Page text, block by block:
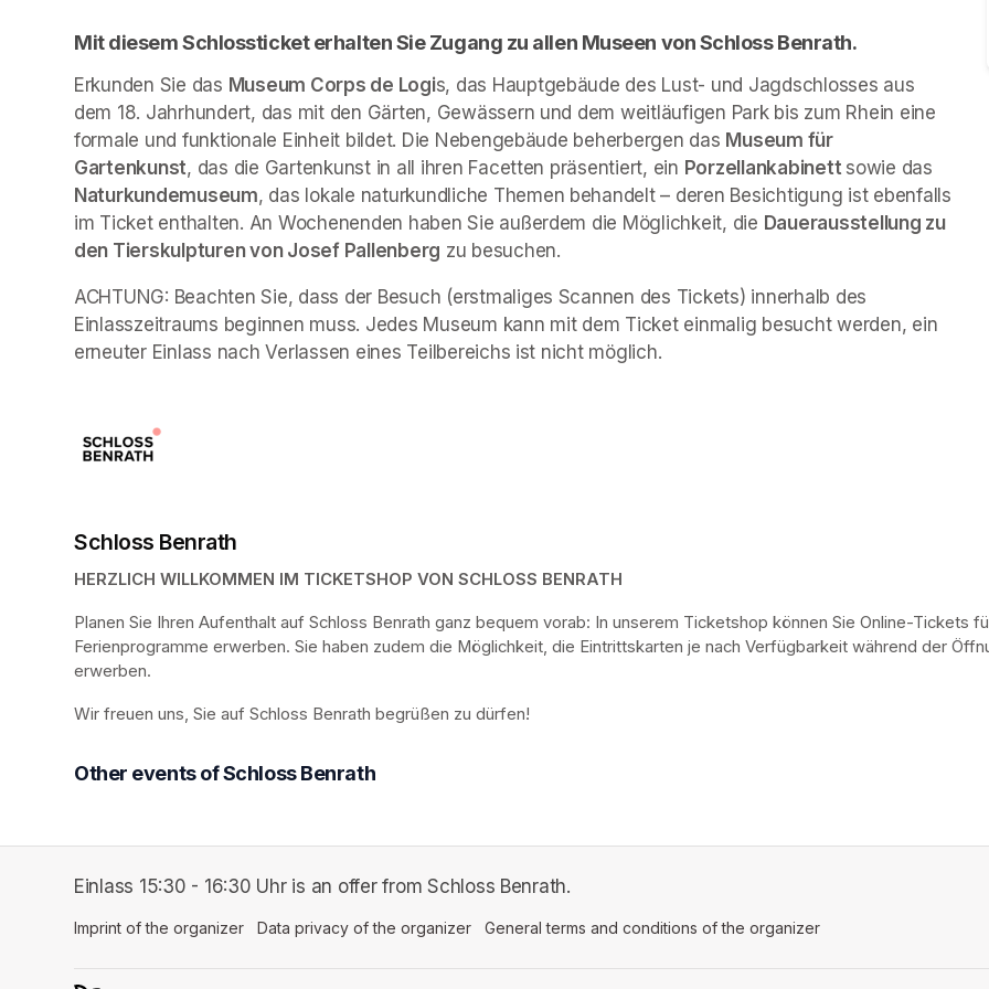
Mit diesem Schlossticket erhalten Sie Zugang zu allen Museen von Schloss Benrath.
Erkunden Sie das Museum Corps de Logis, das Hauptgebäude des Lust- und Jagdschlosses aus
dem 18. Jahrhundert, das mit den Gärten, Gewässern und dem weitläufigen Park bis zum Rhein eine
formale und funktionale Einheit bildet. Die Nebengebäude beherbergen das Museum für
Gartenkunst, das die Gartenkunst in all ihren Facetten präsentiert, ein Porzellankabinett
Naturkundemuseum, das lokale naturkundliche Themen behandelt – deren Besichtigung ist ebenfalls
im Ticket enthalten. An Wochenenden haben Sie außerdem die Möglichkeit, die Dauerausstellung zu
den Tierskulpturen von Josef Pallenberg zu besuchen.
ACHTUNG: Beachten Sie, dass der Besuch (erstmaliges Scannen des Tickets) innerhalb des
Einlasszeitraums beginnen muss. Jedes Museum kann mit dem Ticket einmalig besucht werden, ein
erneuter Einlass nach Verlassen eines Teilbereichs ist nicht möglich.
Schloss Benrath
HERZLICH WILLKOMMEN IM TICKETSHOP VON SCHLOSS BENRATH
Planen Sie Ihren Aufenthalt auf Schloss Benrath ganz bequem vorab: In unserem Ticketshop können Sie Online-Tickets
Ferienprogramme erwerben. Sie haben zudem die Möglichkeit, die Eintrittskarten je nach Verfügbarkeit während der
erwerben.
Wir freuen uns, Sie auf Schloss Benrath begrüßen zu dürfen!
Other events of Schloss Benrath
Einlass 15:30 - 16:30 Uhr is an offer from Schloss Benrath.
Imprint of the organizer (opens in a new tab)
Data privacy of the organizer (opens in a new tab)
General terms and conditions of the organizer